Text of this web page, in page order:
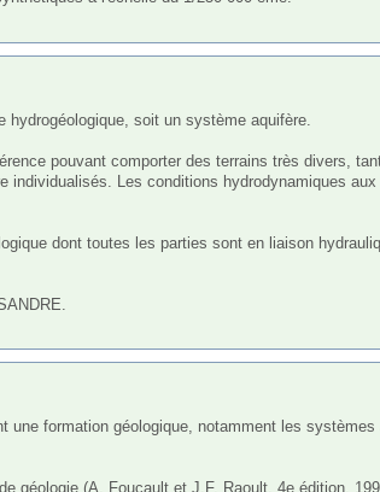
pouvant comporter des terrains très divers,
Les conditions hydrodynamiques
dont toutes les parties sont en liaison
géologie (A. Foucault et J.F. Raoult, 4e édition,